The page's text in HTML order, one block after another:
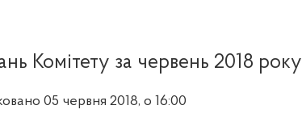
Комітету за червень 2018 року
05 червня 2018, о 16:00